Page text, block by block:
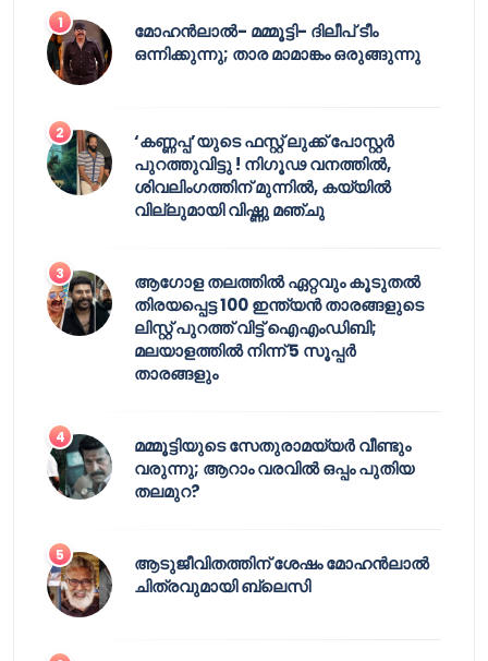
മോഹൻലാൽ- മമ്മൂട്ടി- ദിലീപ് ടീം
ഒന്നിക്കുന്നു; താര മാമാങ്കം ഒരുങ്ങുന്നു
‘കണ്ണപ്പ’യുടെ ഫസ്റ്റ് ലുക്ക് പോസ്റ്റർ
പുറത്തുവിട്ടു ! നിഗൂഢ വനത്തിൽ,
ശിവലിംഗത്തിന് മുന്നിൽ, കയ്യിൽ
വില്ലുമായി വിഷ്ണു മഞ്ചു
ആഗോള തലത്തിൽ ഏറ്റവും കൂടുതൽ
തിരയപ്പെട്ട 100 ഇന്ത്യൻ താരങ്ങളുടെ
ലിസ്റ്റ് പുറത്ത് വിട്ട് ഐഎംഡിബി;
മലയാളത്തിൽ നിന്ന് 5 സൂപ്പർ
താരങ്ങളും
മമ്മൂട്ടിയുടെ സേതുരാമയ്യർ വീണ്ടും
വരുന്നു; ആറാം വരവിൽ ഒപ്പം പുതിയ
തലമുറ?
ആടുജീവിതത്തിന് ശേഷം മോഹൻലാൽ
ചിത്രവുമായി ബ്ലെസി